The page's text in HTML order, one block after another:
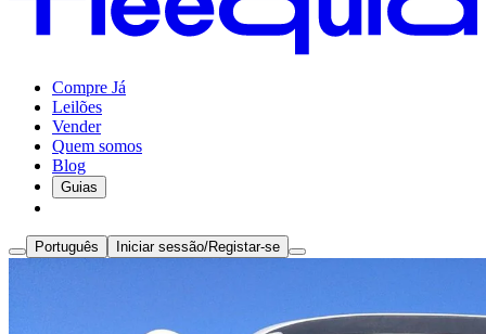
Compre Já
Leilões
Vender
Quem somos
Blog
Guias
Português Iniciar sessão/Registar-se